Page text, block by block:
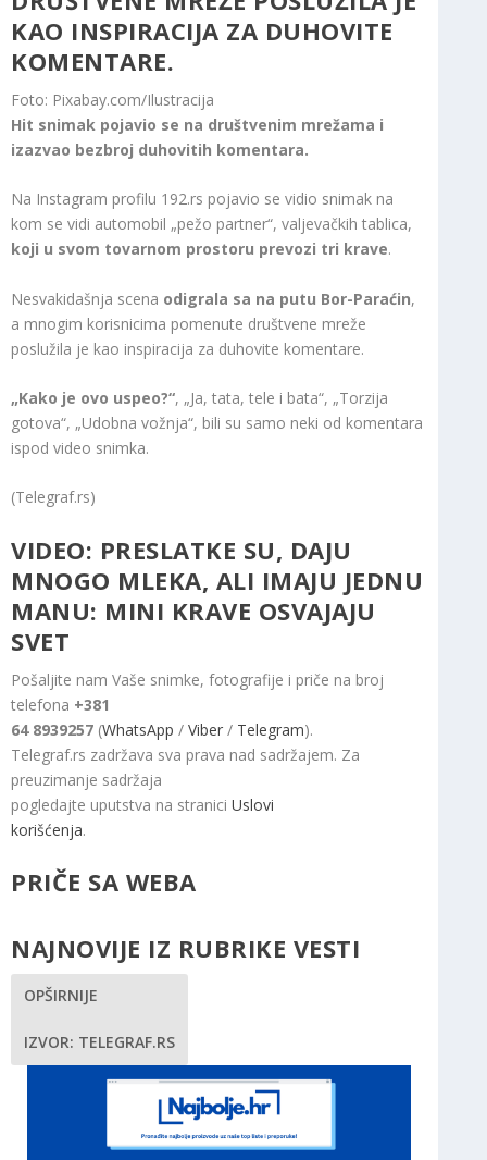
KAO INSPIRACIJA ZA DUHOVITE
KOMENTARE.
Foto: Pixabay.com/Ilustracija
Hit snimak pojavio se na društvenim mrežama i
izazvao bezbroj duhovitih komentara.
Na Instagram profilu 192.rs pojavio se vidio snimak na
kom se vidi automobil „pežo partner“, valjevačkih tablica,
koji u svom tovarnom prostoru prevozi tri krave.
Nesvakidašnja scena odigrala sa na putu Bor-Paraćin,
a mnogim korisnicima pomenute društvene mreže
poslužila je kao inspiracija za duhovite komentare.
„Kako je ovo uspeo?“, „Ja, tata, tele i bata“, „Torzija
gotova“, „Udobna vožnja“, bili su samo neki od komentara
ispod video snimka.
(Telegraf.rs)
VIDEO: PRESLATKE SU, DAJU
MNOGO MLEKA, ALI IMAJU JEDNU
MANU: MINI KRAVE OSVAJAJU
SVET
Pošaljite nam Vaše snimke, fotografije i priče na broj
telefona +381
64 8939257 (WhatsApp / Viber / Telegram).
Telegraf.rs zadržava sva prava nad sadržajem. Za
preuzimanje sadržaja
pogledajte uputstva na stranici Uslovi
korišćenja.
PRIČE SA WEBA
NAJNOVIJE IZ RUBRIKE VESTI
OPŠIRNIJE
IZVOR: TELEGRAF.RS